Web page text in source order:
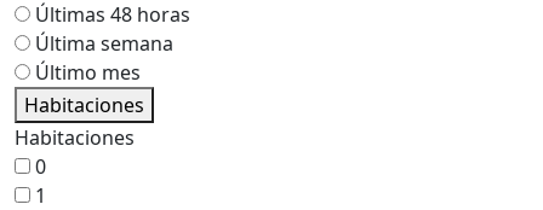
Últimas 48 horas
Última semana
Último mes
Habitaciones
Habitaciones
0
1